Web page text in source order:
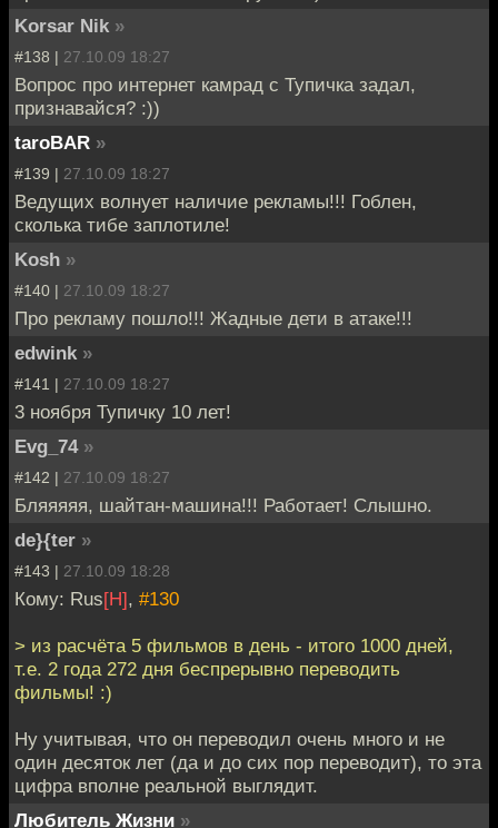
Korsar Nik »
#138 | 27.10.09 18:27
Вопрос про интернет камрад с Тупичка задал,
признавайся? :))
taroBAR »
#139 | 27.10.09 18:27
Ведущих волнует наличие рекламы!!! Гоблен,
сколька тибе заплотиле!
Kosh »
#140 | 27.10.09 18:27
Про рекламу пошло!!! Жадные дети в атаке!!!
edwink »
#141 | 27.10.09 18:27
3 ноября Тупичку 10 лет!
Evg_74 »
#142 | 27.10.09 18:27
Бляяяяя, шайтан-машина!!! Работает! Слышно.
de}{ter »
#143 | 27.10.09 18:28
Кому: Rus[H], #130
> из расчёта 5 фильмов в день - итого 1000 дней,
т.е. 2 года 272 дня беспрерывно переводить
фильмы! :)
Ну учитывая, что он переводил очень много и не
один десяток лет (да и до сих пор переводит), то эта
цифра вполне реальной выглядит.
Любитель Жизни »